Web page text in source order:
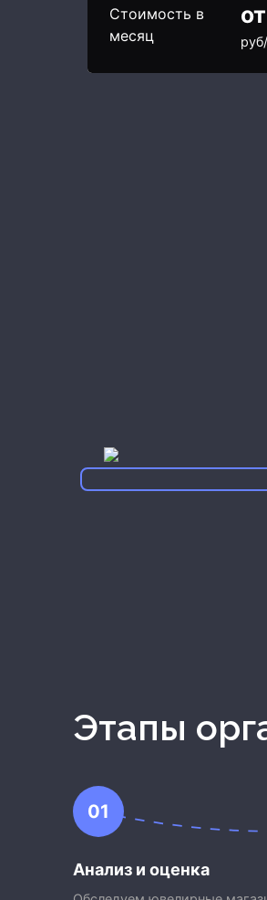
Стоимость в
месяц
Этапы
01
Анализ и оценка